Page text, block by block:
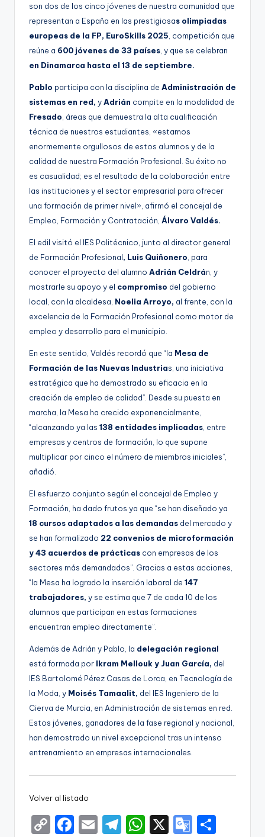
son dos de los cinco jóvenes de nuestra comunidad que
representan a España en las prestigiosas olimpiadas
europeas de la FP, EuroSkills 2025, competición que
reúne a 600 jóvenes de 33 países, y que se celebran
en Dinamarca hasta el 13 de septiembre.
Pablo participa con la disciplina de Administración de
sistemas en red, yAdrián compite en la modalidad de
Fresado, áreas que demuestra la alta cualificación
técnica de nuestros estudiantes, «estamos
enormemente orgullosos de estos alumnos y de la
calidad de nuestra Formación Profesional. Su éxito no
es casualidad; es el resultado de la colaboración entre
las instituciones y el sector empresarial para ofrecer
una formación de primer nivel», afirmó el concejal de
Empleo, Formación y Contratación, Álvaro Valdés.
El edil visitó el IES Politécnico, junto al director general
de Formación Profesional, Luis Quiñonero, para
conocer el proyecto del alumno Adrián Celdrán, y
mostrarle su apoyo y el compromiso del gobierno
local, con la alcaldesa, Noelia Arroyo, al frente, con la
excelencia de la Formación Profesional como motor de
empleo y desarrollo para el municipio.
En este sentido, Valdés recordó que “la Mesa de
Formación de las Nuevas Industrias, una iniciativa
estratégica que ha demostrado su eficacia en la
creación de empleo de calidad”. Desde su puesta en
marcha, la Mesa ha crecido exponencialmente,
“alcanzando ya las 138 entidades implicadas, entre
empresas y centros de formación, lo que supone
multiplicar por cinco el número de miembros iniciales”,
añadió.
El esfuerzo conjunto según el concejal de Empleo y
Formación, ha dado frutos ya que “se han diseñado ya
18 cursos adaptados a las demandas del mercado y
se han formalizado 22 convenios de microformación
y 43 acuerdos de prácticas con empresas de los
sectores más demandados”. Gracias a estas acciones,
“la Mesa ha logrado la inserción laboral de 147
trabajadores, y se estima que 7 de cada 10 de los
alumnos que participan en estas formaciones
encuentran empleo directamente”.
Además de Adrián y Pablo, la delegación regional
está formada por Ikram Mellouk y Juan García, del
IES Bartolomé Pérez Casas de Lorca, en Tecnología de
la Moda, y Moisés Tamaalit, del IES Ingeniero de la
Cierva de Murcia, en Administración de sistemas en red.
Estos jóvenes, ganadores de la fase regional y nacional,
han demostrado un nivel excepcional tras un intenso
entrenamiento en empresas internacionales.
Volver al listado
C F
E
T
W X
G